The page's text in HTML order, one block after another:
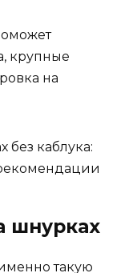
крупные
на
шнурках
такую